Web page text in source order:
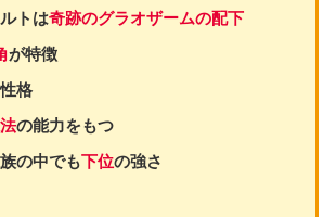
トは奇跡のグラオザームの配下
が特徴
格
の能力をもつ
の中でも下位の強さ